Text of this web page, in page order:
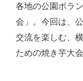
各地の公園ボラ
会」。今回は、
交流を楽しむ、
ための焼き芋大